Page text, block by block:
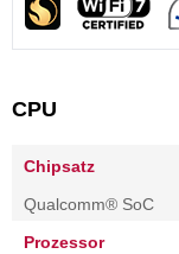
CPU
Chipsatz
Qualcomm® SoC
Prozessor